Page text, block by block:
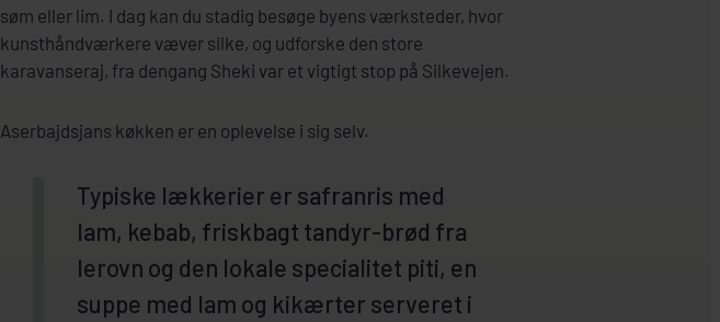
søm eller lim. I dag kan du stadig besøge byens værksteder, hvor
kunsthåndværkere væver silke, og udforske den store
karavanseraj, fra dengang Sheki var et vigtigt stop på Silkevejen.
Aserbajdsjans køkken er en oplevelse i sig selv.
Typiske lækkerier er safranris med
lam, kebab, friskbagt tandyr-brød fra
lerovn og den lokale specialitet piti, en
suppe med lam og kikærter serveret i